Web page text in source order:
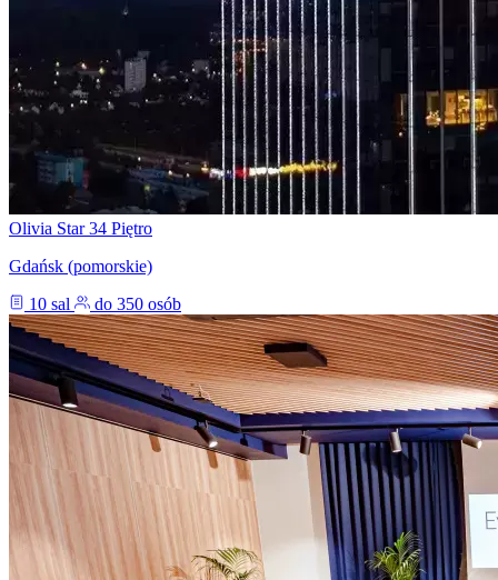
Olivia Star 34 Piętro
Gdańsk (pomorskie)
10 sal
do 350 osób